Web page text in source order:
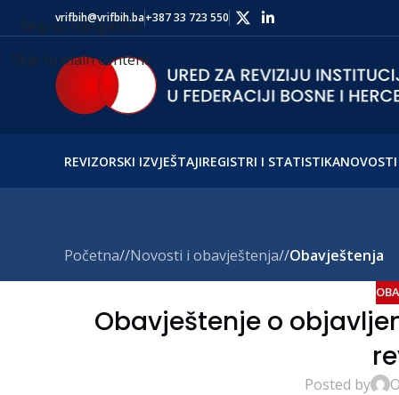
Skip to navigation
Skip to main content
vrifbih@vrifbih.ba+387 33 723 550
REVIZORSKI IZVJEŠTAJIREGISTRI I STATISTIKA
Početna/ Novosti i obavještenja/ Obavještenja
Obavještenje o
Posted by